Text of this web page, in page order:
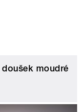
moudré